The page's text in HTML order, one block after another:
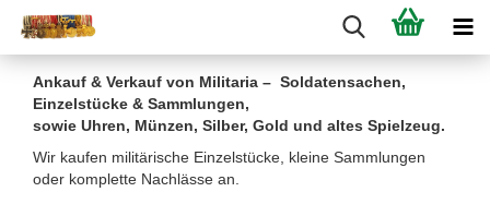
Ankauf & Verkauf von Militaria – Soldatensachen,
Einzelstücke & Sammlungen,
sowie Uhren, Münzen, Silber, Gold und altes Spielzeug.
Wir kaufen militärische Einzelstücke, kleine Sammlungen
oder komplette Nachlässe an.